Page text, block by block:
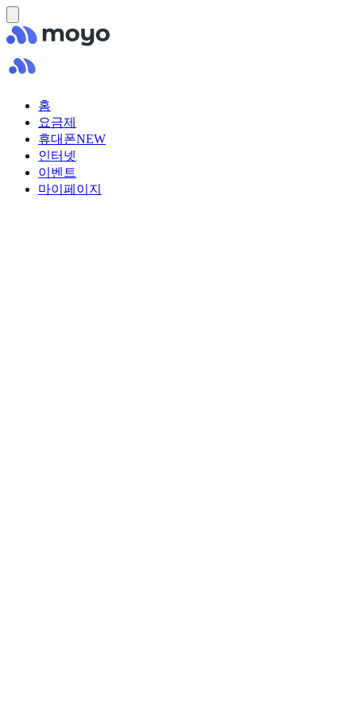
홈
요금제
휴대폰NEW
인터넷
이벤트
마이페이지